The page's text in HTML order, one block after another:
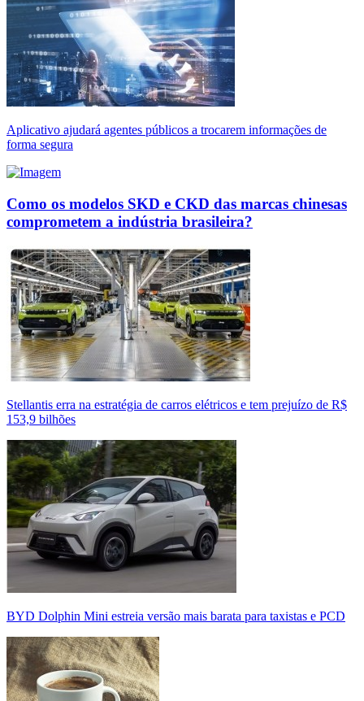
Aplicativo ajudará agentes públicos a trocarem informações de
forma segura
Como os modelos SKD e CKD das marcas chinesas
comprometem a indústria brasileira?
Stellantis erra na estratégia de carros elétricos e tem prejuízo de R$
153,9 bilhões
BYD Dolphin Mini estreia versão mais barata para taxistas e PCD